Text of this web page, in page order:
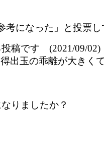
考になった」と投票
投稿です (2021/09/02)
出玉の乖離が大きく
りましたか？